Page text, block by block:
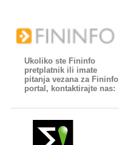
Ukoliko ste Fininfo
pretplatnik ili imate
pitanja vezana za Fininfo
portal, kontaktirajte nas: